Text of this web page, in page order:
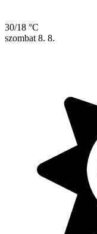
30/18 °C
szombat 8. 8.